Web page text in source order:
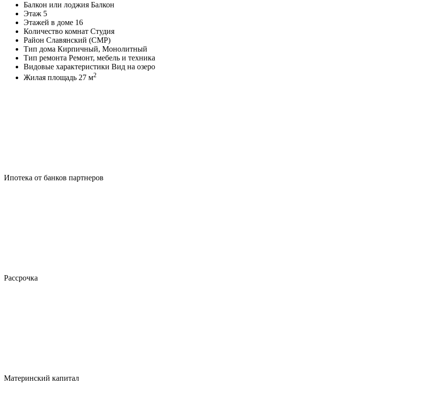
Балкон или лоджия Балкон
Этаж 5
Этажей в доме 16
Количество комнат Студия
Район Славянский (СМР)
Тип дома Кирпичный, Монолитный
Тип ремонта Ремонт, мебель и техника
Видовые характеристики Вид на озеро
Жилая площадь 27 м2
Ипотека от банков партнеров
Рассрочка
Материнский капитал